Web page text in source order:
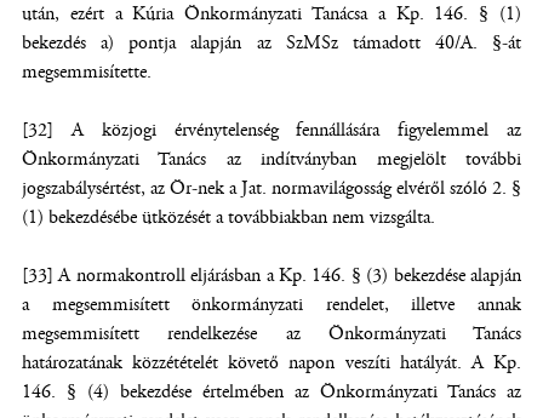
után, ezért a Kúria Önkormányzati Tanácsa a Kp. 146. § (1)
bekezdés a) pontja alapján az SzMSz támadott 40/A. §-át
megsemmisítette.
[32] A közjogi érvénytelenség fennállására figyelemmel az
Önkormányzati Tanács az indítványban megjelölt további
jogszabálysértést, az Ör-nek a Jat. normavilágosság elvéről szóló 2. §
(1) bekezdésébe ütközését a továbbiakban nem vizsgálta.
[33] A normakontroll eljárásban a Kp. 146. § (3) bekezdése alapján
a megsemmisített önkormányzati rendelet, illetve annak
megsemmisített rendelkezése az Önkormányzati Tanács
határozatának közzétételét követő napon veszíti hatályát. A Kp.
146. § (4) bekezdése értelmében az Önkormányzati Tanács az